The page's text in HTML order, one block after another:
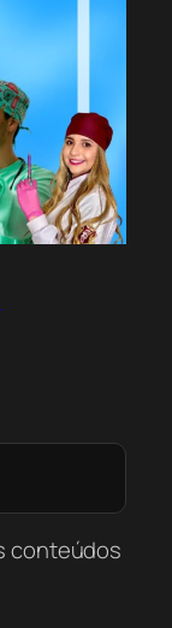
conteúdos